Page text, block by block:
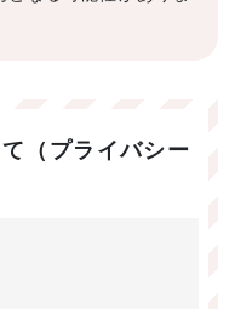
（プライバシー